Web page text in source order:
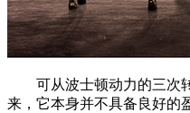
可从波士顿动力的三次转
来，它本身并不具备良好的